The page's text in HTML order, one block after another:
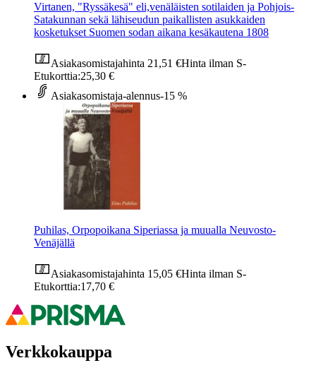
Virtanen, "Ryssäkesä" eli,venäläisten sotilaiden ja Pohjois-
Satakunnan sekä lähiseudun paikallisten asukkaiden
kosketukset Suomen sodan aikana kesäkautena 1808
Asiakasomistajahinta 21,51 €Hinta ilman S-
Etukorttia:25,30 €
Asiakasomistaja-alennus-15 %
Puhilas, Orpopoikana Siperiassa ja muualla Neuvosto-
Venäjällä
Asiakasomistajahinta 15,05 €Hinta ilman S-
Etukorttia:17,70 €
Verkkokauppa